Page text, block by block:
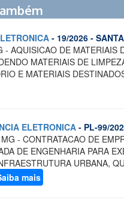
- 19/2026 -
- AQUISICAO DE MATERIAIS
MATERIAIS DE
E MATERIAIS
ELETRONICA- PL-99/
- CONTRATACAO DE
DE ENGENHARIA PARA
URBANA,
mais